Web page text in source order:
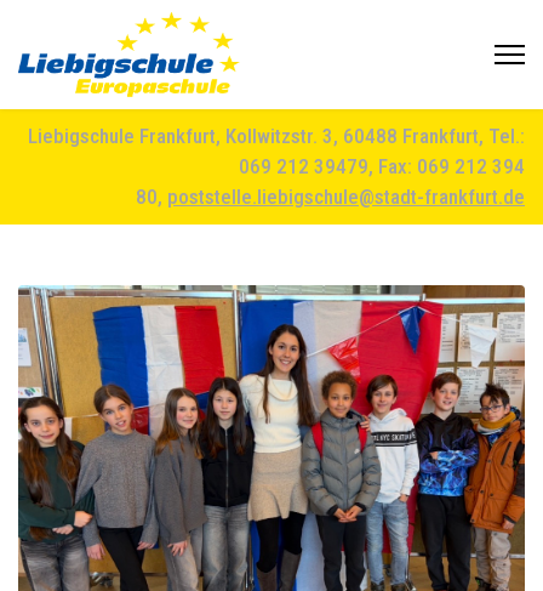
Liebigschule Frankfurt, Kollwitzstr. 3, 60488 Frankfurt, Tel.:
069 212 39479, Fax: 069 212 394
80, poststelle.liebigschule@stadt-frankfurt.de